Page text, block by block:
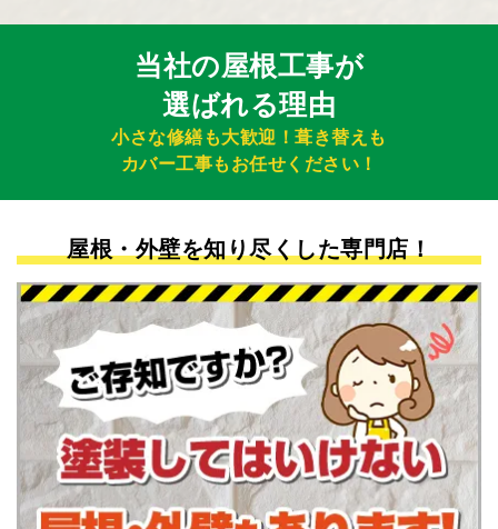
当社の屋根工事が
選ばれる理由
小さな修繕も大歓迎！葺き替えも
カバー工事もお任せください！
屋根・外壁を知り尽くした専門店！